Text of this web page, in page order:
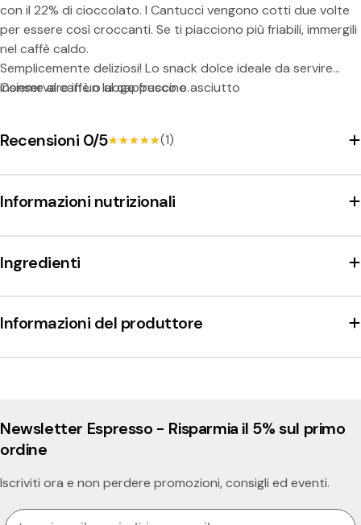
Condividi questo prodotto
con il 22% di cioccolato. I Cantucci vengono cotti due volte
per essere così croccanti. Se ti piacciono più friabili, immergili
nel caffè caldo.
Semplicemente deliziosi! Lo snack dolce ideale da servire
insieme al caffè o al cappuccino.
Conservare in un luogo fresco e asciutto
Recensioni 0/5★★★★★
★★★★★(1)
Informazioni nutrizionali
Ingredienti
Informazioni del produttore
Newsletter Espresso - Risparmia il 5% sul primo
ordine
Iscriviti ora e non perdere promozioni, consigli ed eventi.
Email